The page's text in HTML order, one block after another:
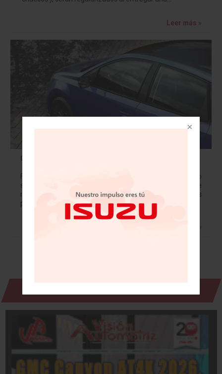
Leer más »
Cinco virtudes de Polo Edición Especial
Frescura, dinamismo, confort, practicidad y rendimiento
son algunas de las cualidades que destacan a este
modelo de Volkswagen Con tan solo 1,000 unidades
producidas, Polo Edición Especial será un vehículo…
Leer más »